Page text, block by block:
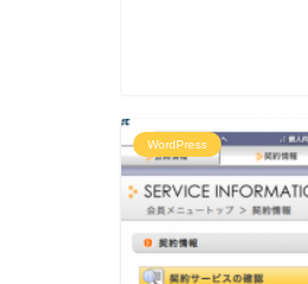
WordPress